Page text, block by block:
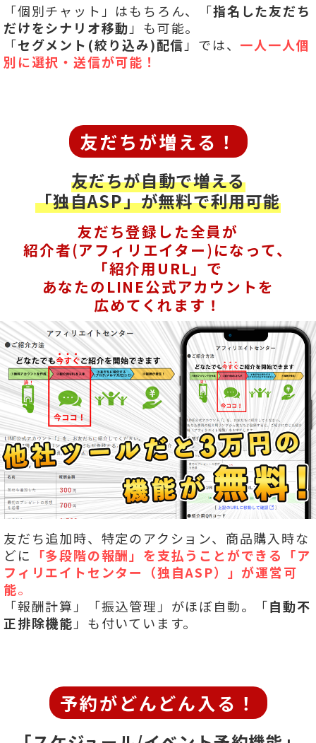
「個別チャット」はもちろん、「指名した友だち
だけをシナリオ移動 」も可能。
「セグメント(絞り込み)配信 」では、 一人一人個
別に選択・送信が可能！
友だちが増える！
友だちが自動で増える
「独自ASP」が無料で利用可能
友だち登録した全員が
紹介者(アフィリエイター)になって、
「紹介用URL」で
あなたのLINE公式アカウントを
広めてくれます！
友だち追加時、特定のアクション、商品購入時な
どに 「多段階の報酬」を支払うことができる「ア
フィリエイトセンター（独自ASP）」が運営可
能。
「報酬計算」「振込管理」がほぼ自動。「自動不
正排除機能 」も付いています。
予約がどんどん入る！